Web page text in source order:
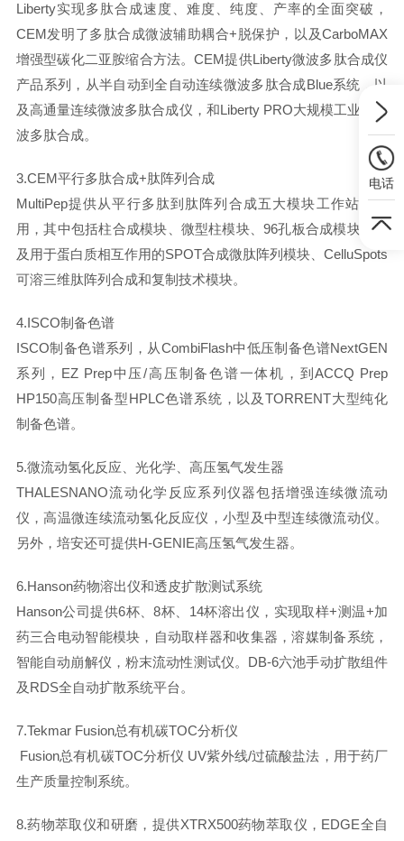
Liberty实现多肽合成速度、难度、纯度、产率的全面突破，
CEM发明了多肽合成微波辅助耦合+脱保护，以及CarboMAX
增强型碳化二亚胺缩合方法。CEM提供Liberty微波多肽合成仪
产品系列，从半自动到全自动连续微波多肽合成Blue系统，以
及高通量连续微波多肽合成仪，和Liberty PRO大规模工业级微
波多肽合成。
3.CEM平行多肽合成+肽阵列合成
MultiPep提供从平行多肽到肽阵列合成五大模块工作站及应
用，其中包括柱合成模块、微型柱模块、96孔板合成模块、以
及用于蛋白质相互作用的SPOT合成微肽阵列模块、CelluSpots
可溶三维肽阵列合成和复制技术模块。
4.ISCO制备色谱
ISCO制备色谱系列，从CombiFlash中低压制备色谱NextGEN
系列，EZ Prep中压/高压制备色谱一体机，到ACCQ Prep
HP150高压制备型HPLC色谱系统，以及TORRENT大型纯化
制备色谱。
5.微流动氢化反应、光化学、高压氢气发生器
THALESNANO流动化学反应系列仪器包括增强连续微流动
仪，高温微连续流动氢化反应仪，小型及中型连续微流动仪。
另外，培安还可提供H-GENIE高压氢气发生器。
6.Hanson药物溶出仪和透皮扩散测试系统
Hanson公司提供6杯、8杯、14杯溶出仪，实现取样+测温+加
药三合电动智能模块，自动取样器和收集器，溶媒制备系统，
智能自动崩解仪，粉末流动性测试仪。DB-6六池手动扩散组件
及RDS全自动扩散系统平台。
7.Tekmar Fusion总有机碳TOC分析仪
Fusion总有机碳TOC分析仪 UV紫外线/过硫酸盐法，用于药厂
生产质量控制系统。
8.药物萃取仪和研磨，提供XTRX500药物萃取仪，EDGE全自
电话